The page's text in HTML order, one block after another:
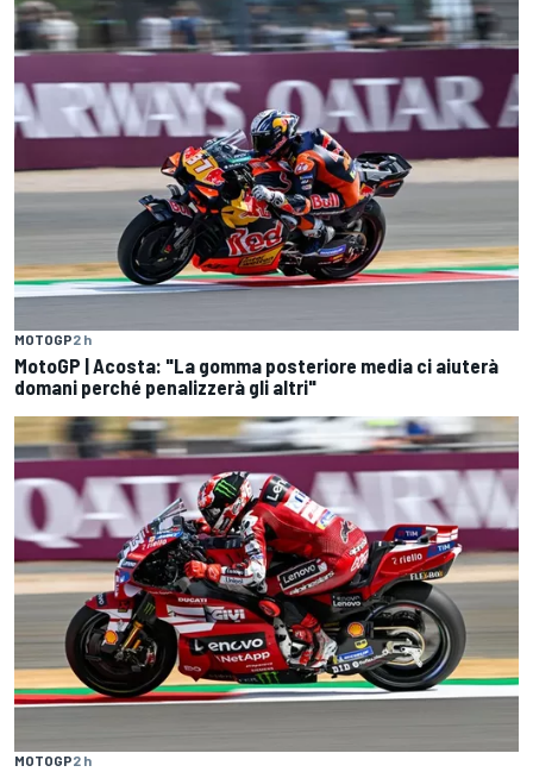
MOTOGP2 h
MotoGP | Acosta: "La gomma posteriore media ci aiuterà
domani perché penalizzerà gli altri"
MOTOGP2 h